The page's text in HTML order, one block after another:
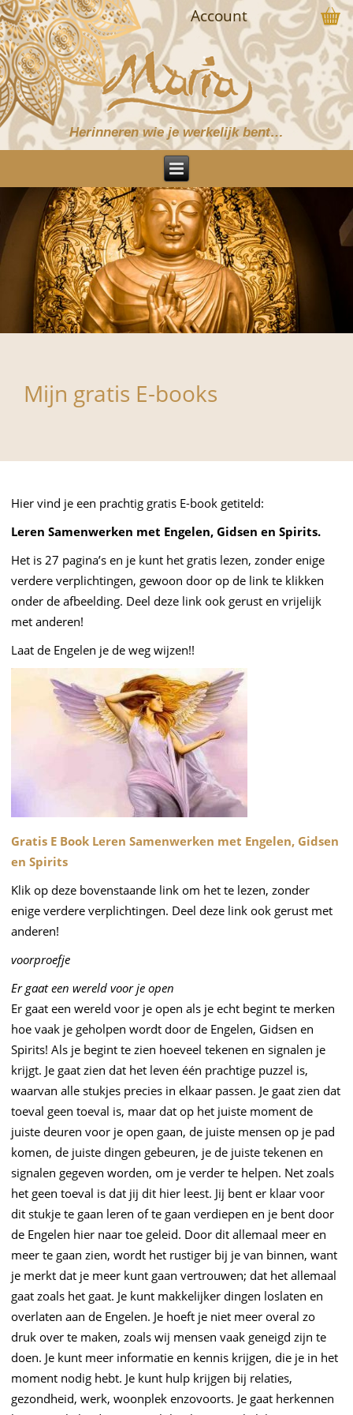
Herinneren wie je werkelijk bent…
Account
Mijn gratis E-books
Hier vind je een prachtig gratis E-book getiteld:
Leren Samenwerken met Engelen, Gidsen en Spirits.
Het is 27 pagina’s en je kunt het gratis lezen, zonder enige
verdere verplichtingen, gewoon door op de link te klikken
onder de afbeelding. Deel deze link ook gerust en vrijelijk
met anderen!
Laat de Engelen je de weg wijzen!!
Gratis E Book Leren Samenwerken met Engelen, Gidsen
en Spirits
Klik op deze bovenstaande link om het te lezen, zonder
enige verdere verplichtingen. Deel deze link ook gerust met
anderen!
voorproefje
Er gaat een wereld voor je open
Er gaat een wereld voor je open als je echt begint te merken
hoe vaak je geholpen wordt door de Engelen, Gidsen en
Spirits! Als je begint te zien hoeveel tekenen en signalen je
krijgt. Je gaat zien dat het leven één prachtige puzzel is,
waarvan alle stukjes precies in elkaar passen. Je gaat zien dat
toeval geen toeval is, maar dat op het juiste moment de
juiste deuren voor je open gaan, de juiste mensen op je pad
komen, de juiste dingen gebeuren, je de juiste tekenen en
signalen gegeven worden, om je verder te helpen. Net zoals
het geen toeval is dat jij dit hier leest. Jij bent er klaar voor
dit stukje te gaan leren of te gaan verdiepen en je bent door
de Engelen hier naar toe geleid. Door dit allemaal meer en
meer te gaan zien, wordt het rustiger bij je van binnen, want
je merkt dat je meer kunt gaan vertrouwen; dat het allemaal
gaat zoals het gaat. Je kunt makkelijker dingen loslaten en
overlaten aan de Engelen. Je hoeft je niet meer overal zo
druk over te maken, zoals wij mensen vaak geneigd zijn te
doen. Je kunt meer informatie en kennis krijgen, die je in het
moment nodig hebt. Je kunt hulp krijgen bij relaties,
gezondheid, werk, woonplek enzovoorts. Je gaat herkennen